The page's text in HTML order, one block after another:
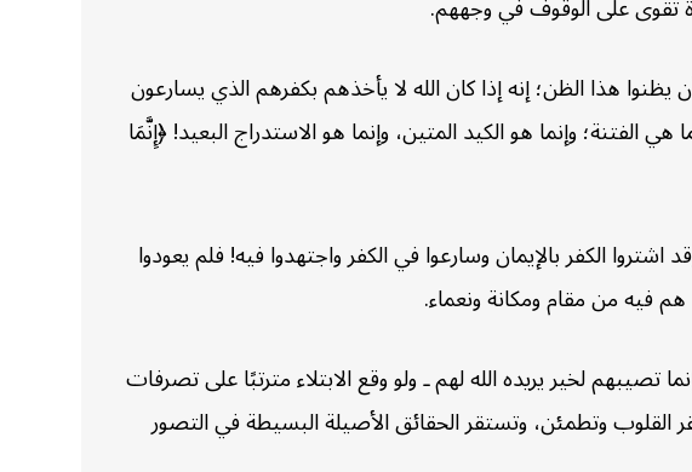
هذا الظن؛ إنه إذا كان الله لا يأخذهم بكفرهم الذي يسارعون
الفتنة؛ وإنما هو الكيد المتين، وإنما هو الاستدراج البعيد! ﴿إِنَّمَا
اشتروا الكفر بالإيمان وسارعوا في الكفر واجتهدوا فيه! فلم يعودوا
هم فيه من مقام ومكانة ونعماء.
تصيبهم لخير يريده الله لهم ـ ولو وقع الابتلاء مترتبًا على تصرفات
القلوب وتطمئن، وتستقر الحقائق الأصيلة البسيطة في التصور